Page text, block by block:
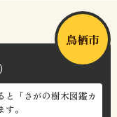
鳥栖市
と「さがの樹木図鑑カ
。